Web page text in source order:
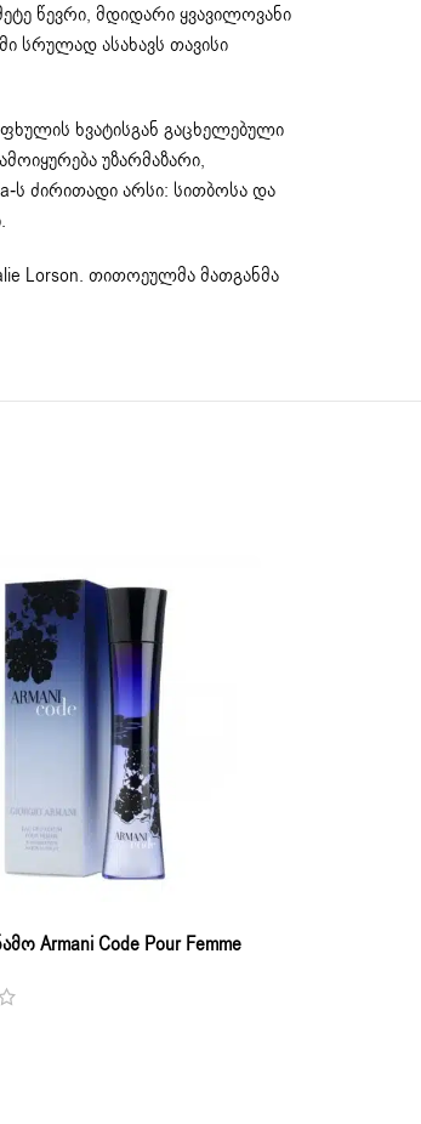
წევრი, მდიდარი ყვავილოვანი
სრულად ასახავს თავისი
ხვატისგან გაცხელებული
უზარმაზარი,
ს ძირითადი არსი: სითბოსა და
Lorson. თითოეულმა მათგანმა
Armani Code Pour Femme